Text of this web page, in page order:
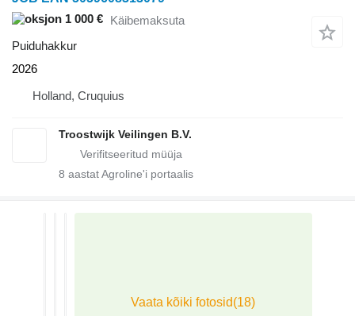
1 000 € Käibemaksuta
Puiduhakkur
2026
Holland, Cruquius
Troostwijk Veilingen B.V.
8 aastat Agroline'i portaalis